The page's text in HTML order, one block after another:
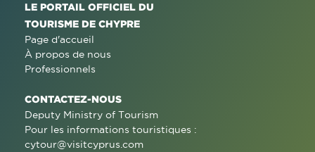
LE PORTAIL OFFICIEL DU
TOURISME DE CHYPRE
Page d'accueil
À propos de nous
Professionnels
CONTACTEZ-NOUS
Deputy Ministry of Tourism
Pour les informations touristiques :
cytour@visitcyprus.com